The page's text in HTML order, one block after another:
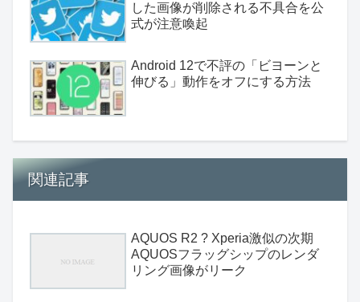
した画像が削除される不具合を公
式が注意喚起
Android 12で不評の「ビヨーンと
伸びる」動作をオフにする方法
関連記事
AQUOS R2 ? Xperia激似の次期
AQUOSフラッグシップのレンダ
リング画像がリーク